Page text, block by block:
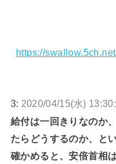
https://
3: 2020/04/15(水)
給付は一回きりなのか
たらどうするのか、と
確かめると、安倍首相